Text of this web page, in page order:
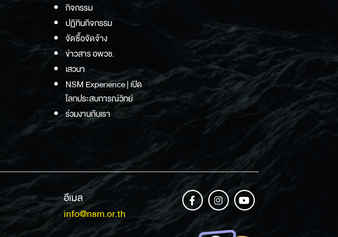
กิจกรรม
ปฏิทินกิจกรรม
จัดซื้อจัดจ้าง
ข่าวสาร อพวช.
เสวนา
NSM Experience | เปิด
โลกประสบการณ์วิทย์
ร่วมงานกับเรา
อีเมล
info@nsm.or.th